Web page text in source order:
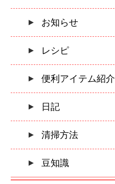
お知らせ
レシピ
便利アイテム紹介
日記
清掃方法
豆知識